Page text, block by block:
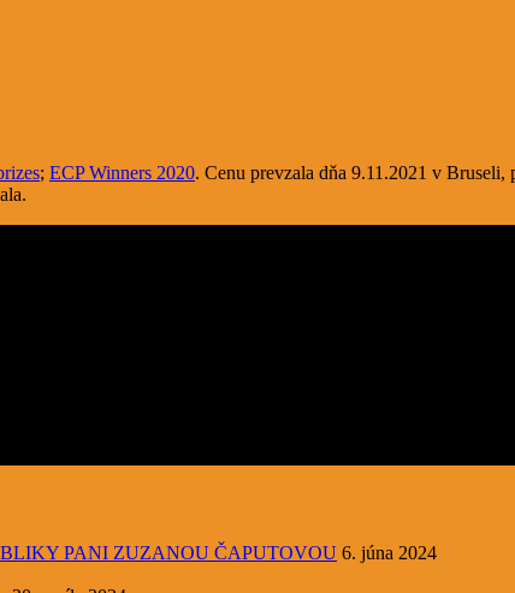
; ECP Winners 2020. Cenu prevzala dňa 9.11.2021 v Bruseli,
PANI ZUZANOU ČAPUTOVOU 6. júna 2024